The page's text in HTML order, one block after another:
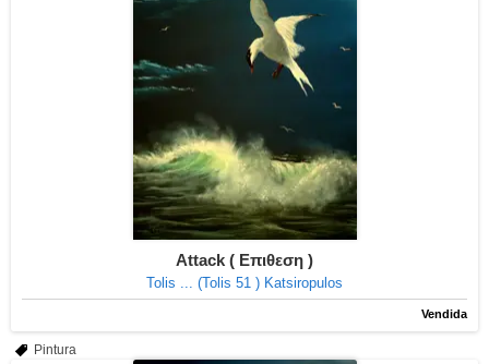
Attack ( Επιθεση )
Tolis ... (Tolis 51 ) Katsiropulos
Vendida
Pintura